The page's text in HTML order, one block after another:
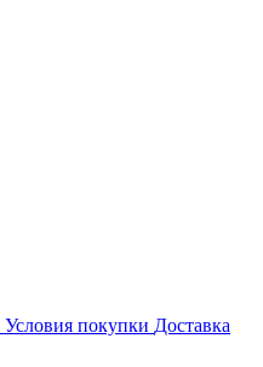
Условия покупки Доставка